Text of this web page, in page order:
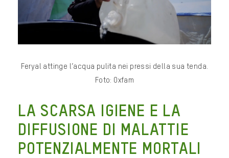
Feryal attinge l’acqua pulita nei pressi della sua tenda.
Foto: Oxfam
LA SCARSA IGIENE E LA
DIFFUSIONE DI MALATTIE
POTENZIALMENTE MORTALI